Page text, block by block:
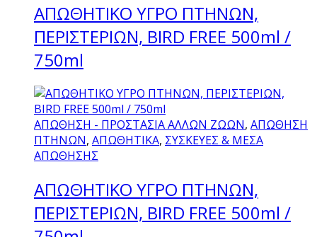
AΠΩΘΗΤΙΚΟ ΥΓΡΟ ΠΤΗΝΩΝ,
ΠΕΡΙΣΤΕΡΙΩΝ, BIRD FREE 500ml /
750ml
ΑΠΩΘΗΣΗ - ΠΡΟΣΤΑΣΙΑ ΑΛΛΩΝ ΖΩΩΝ, ΑΠΩΘΗΣΗ
ΠΤΗΝΩΝ, ΑΠΩΘΗΤΙΚΑ, ΣΥΣΚΕΥΕΣ & ΜΕΣΑ
ΑΠΩΘΗΣΗΣ
AΠΩΘΗΤΙΚΟ ΥΓΡΟ ΠΤΗΝΩΝ,
ΠΕΡΙΣΤΕΡΙΩΝ, BIRD FREE 500ml /